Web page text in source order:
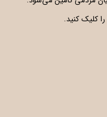
کلیک کنید.